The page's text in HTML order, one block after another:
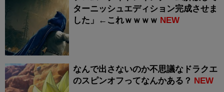
ターニッシュエディション完成させま
した」←これｗｗｗｗ NEW
なんで出さないのか不思議なドラクエ
のスピンオフってなんかある？ NEW